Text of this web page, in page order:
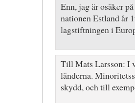
Enn, jag är osäker
nationen Estland år
lagstiftningen i
Till Mats Larsson: I
länderna.
skydd, och till